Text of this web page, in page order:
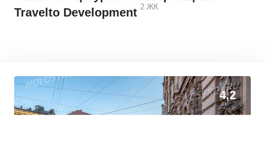
Travelto Development 2 ЖК
0
4,2